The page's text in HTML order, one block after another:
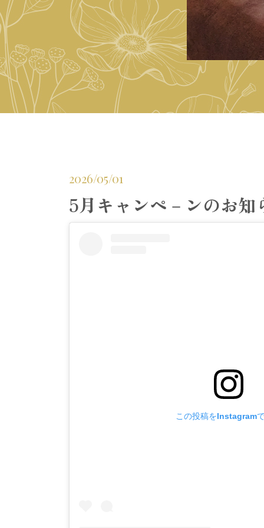
2026/05/01
5月キャンペ－ンのお知
この投稿をInstagram